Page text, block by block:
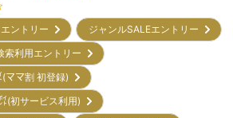
エントリー
ジャンルSALEエントリー
索利用エントリー
(ママ割 初登録)
(初サービス利用)